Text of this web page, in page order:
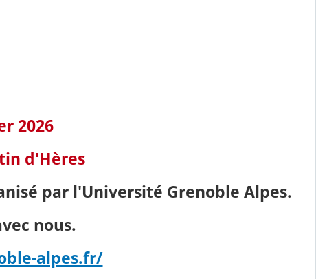
2026
d'Hères
par l'Université Grenoble Alpes.
nous.
alpes.fr/